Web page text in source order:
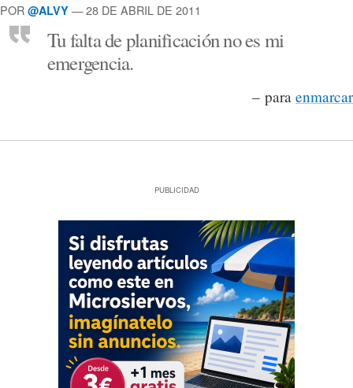
POR @ALVY — 28 DE ABRIL DE 2011
Tu falta de planificación no es mi
emergencia.
– para enmarcar
PUBLICIDAD